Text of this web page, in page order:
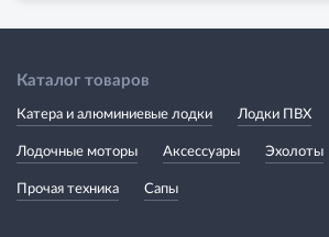
Каталог товаров
Катера и алюминиевые лодки Лодки ПВХ
Лодочные моторы Аксессуары Эхолоты
Прочая техника Сапы